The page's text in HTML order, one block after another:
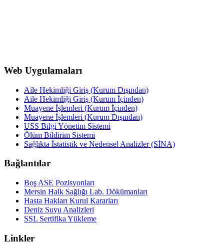
Web Uygulamaları
Aile Hekimliği Giriş (Kurum Dışından)
Aile Hekimliği Giriş (Kurum İçinden)
Muayene İşlemleri (Kurum İçinden)
Muayene İşlemleri (Kurum Dışından)
USS Bilgi Yönetim Sistemi
Ölüm Bildirim Sistemi
Sağlıkta İstatistik ve Nedensel Analizler (SİNA)
Bağlantılar
Boş ASE Pozisyonları
Mersin Halk Sağlığı Lab. Dökümanları
Hasta Hakları Kurul Kararları
Deniz Suyu Analizleri
SSL Sertifika Yükleme
Linkler